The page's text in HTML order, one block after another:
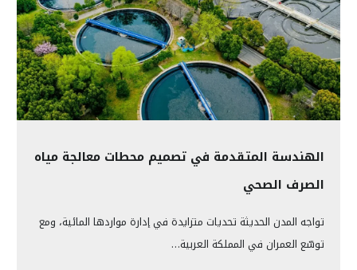
الهندسة المتقدمة في تصميم محطات معالجة مياه
الصرف الصحي
تواجه المدن الحديثة تحديات متزايدة في إدارة مواردها المائية، ومع
توسّع العمران في المملكة العربية…